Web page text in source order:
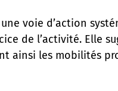
voie d’action
de l’activité. Elle
ainsi les mobilités